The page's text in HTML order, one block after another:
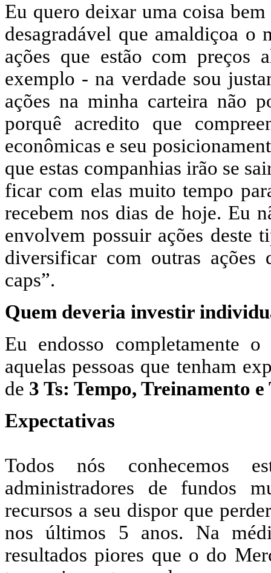
Eu quero deixar uma coisa
desagradável que amaldiçoa o
ações que estão com
exemplo - na verdade sou
ações na minha carteira não
porquê acredito que
econômicas e seu
que estas companhias irão se
ficar com elas muito tempo
recebem nos dias de hoje. Eu
envolvem possuir ações deste
diversificar com outras
caps”.
Quem deveria investir
Eu endosso completamente
aquelas pessoas que tenham
de 3 Ts: Tempo, Treinamento
Expectativas
Todos nós conhecemos
administradores de fundos
recursos a seu dispor que
nos últimos 5 anos. Na
resultados piores que o do